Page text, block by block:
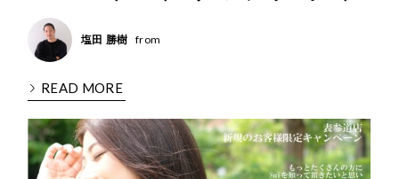
塩田 勝樹 from
READ MORE